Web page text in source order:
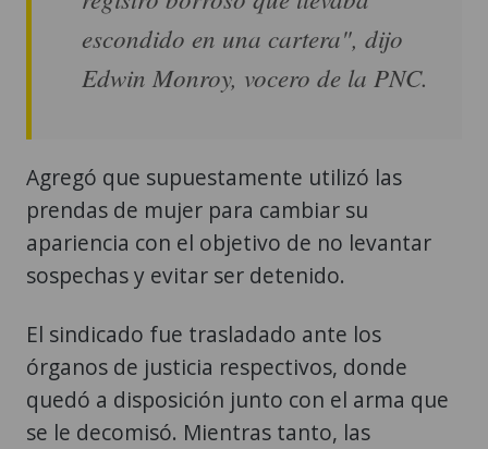
escondido en una cartera", dijo
Edwin Monroy, vocero de la PNC.
Agregó que supuestamente utilizó las
prendas de mujer para cambiar su
apariencia con el objetivo de no levantar
sospechas y evitar ser detenido.
El sindicado fue trasladado ante los
órganos de justicia respectivos, donde
quedó a disposición junto con el arma que
se le decomisó. Mientras tanto, las